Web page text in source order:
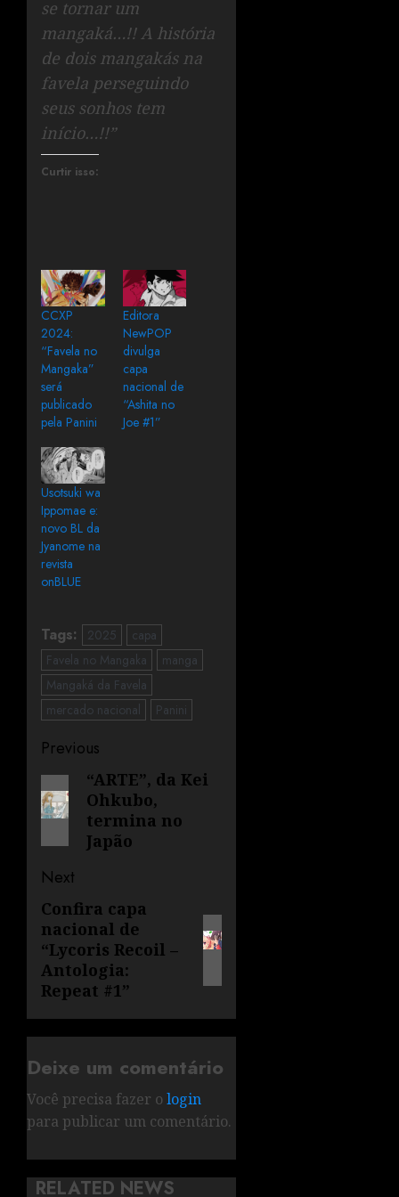
se tornar um
mangaká…!! A história
de dois mangakás na
favela perseguindo
seus sonhos tem
início…!!”
Curtir isso:
CCXP
2024:
“Favela no
Mangaka”
será
publicado
pela Panini
Editora
NewPOP
divulga
capa
nacional de
“Ashita no
Joe #1”
Usotsuki wa
Ippomae e:
novo BL da
Jyanome na
revista
onBLUE
Tags: 2025
capa
Favela no Mangaka
manga
Mangaká da Favela
mercado nacional
Panini
Previous
“ARTE”, da Kei
Ohkubo,
termina no
Japão
Next
Confira capa
nacional de
“Lycoris Recoil –
Antologia:
Repeat #1”
Deixe um comentário
Você precisa fazer o login
para publicar um comentário.
RELATED NEWS